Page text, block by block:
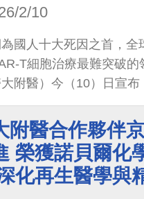
2/10
國人十大死因之首，全
T細胞治療最難突破
附醫）今（10）日宣
靶向外泌體平台」，
奈米抗體CAR-T細胞
完全清除癌細胞，為末
附醫合作夥伴
榮獲諾貝爾化
化再生醫學與